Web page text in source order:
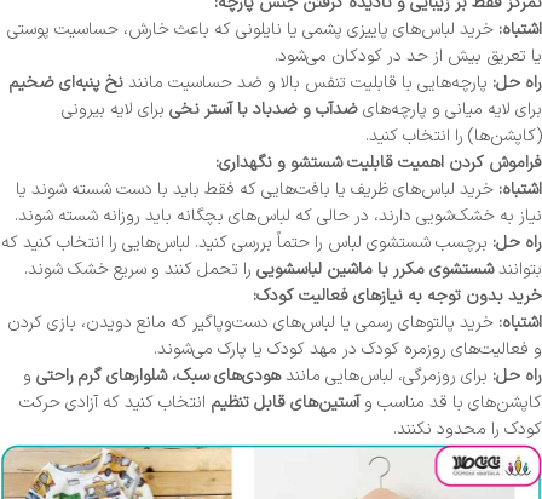
اشتباه: خرید لباس‌های پاییزی پشمی یا نایلونی که باعث خارش، حساسیت پوستی
یا تعریق بیش از حد در کودکان می‌شود.
راه حل: پارچه‌هایی با قابلیت تنفس بالا و ضد حساسیت مانندنخ پنبه‌ای ضخیم
برای لایه میانی و پارچه‌هایضدآب و ضدباد با آستر نخی برای لایه بیرونی
(کاپشن‌ها) را انتخاب کنید.
فراموش کردن اهمیت قابلیت شستشو و نگهداری:
اشتباه: خرید لباس‌های ظریف یا بافت‌هایی که فقط باید با دست شسته شوند یا
نیاز به خشک‌شویی دارند، در حالی که لباس‌های بچگانه باید روزانه شسته شوند.
راه حل: برچسب شستشوی لباس را حتماً بررسی کنید. لباس‌هایی را انتخاب کنید که
بتوانندشستشوی مکرر با ماشین لباسشویی را تحمل کنند و سریع خشک شوند.
خرید بدون توجه به نیازهای فعالیت کودک:
اشتباه: خرید پالتوهای رسمی یا لباس‌های دست‌وپاگیر که مانع دویدن، بازی کردن
و فعالیت‌های روزمره کودک در مهد کودک یا پارک می‌شوند.
راه حل: برای روزمرگی، لباس‌هایی مانندهودی‌های سبک، شلوارهای گرم راحتی و
کاپشن‌های با قد مناسب وآستین‌های قابل تنظیم انتخاب کنید که آزادی حرکت
کودک را محدود نکنند.